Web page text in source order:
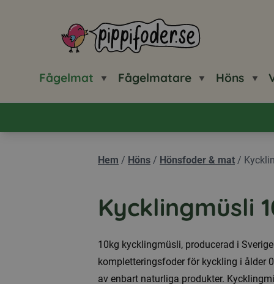
Pippifoder logotyp
Fågelmat Fågelmatare Höns
Hem / Höns / Hönsfoder & mat /
Kycklingmüsli
10kg kycklingmüsli, producerad i
kompletteringsfoder för kyckling i ålder
av enbart naturliga produkter.